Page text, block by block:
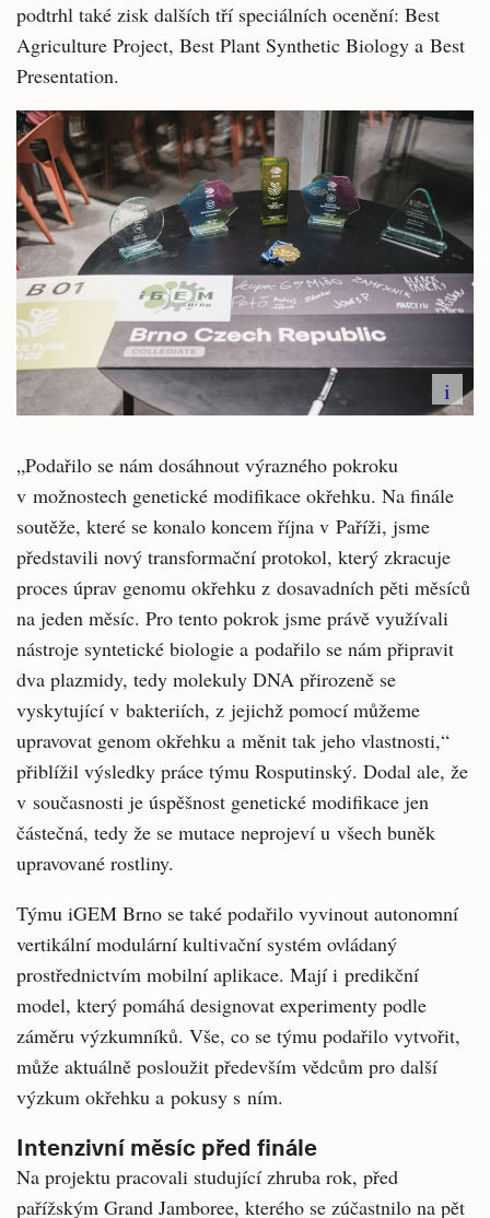
podtrhl také zisk dalších tří speciálních ocenění: Best
Agriculture Project, Best Plant Synthetic Biology a Best
Presentation.
i
„Podařilo se nám dosáhnout výrazného pokroku
v možnostech genetické modifikace okřehku. Na finále
soutěže, které se konalo koncem října v Paříži, jsme
představili nový transformační protokol, který zkracuje
proces úprav genomu okřehku z dosavadních pěti měsíců
na jeden měsíc. Pro tento pokrok jsme právě využívali
nástroje syntetické biologie a podařilo se nám připravit
dva plazmidy, tedy molekuly DNA přirozeně se
vyskytující v bakteriích, z jejichž pomocí můžeme
upravovat genom okřehku a měnit tak jeho vlastnosti,“
přiblížil výsledky práce týmu Rosputinský. Dodal ale, že
v současnosti je úspěšnost genetické modifikace jen
částečná, tedy že se mutace neprojeví u všech buněk
upravované rostliny.
Týmu iGEM Brno se také podařilo vyvinout autonomní
vertikální modulární kultivační systém ovládaný
prostřednictvím mobilní aplikace. Mají i predikční
model, který pomáhá designovat experimenty podle
záměru výzkumníků. Vše, co se týmu podařilo vytvořit,
může aktuálně posloužit především vědcům pro další
výzkum okřehku a pokusy s ním.
Intenzivní měsíc před finále
Na projektu pracovali studující zhruba rok, před
pařížským Grand Jamboree, kterého se zúčastnilo na pět